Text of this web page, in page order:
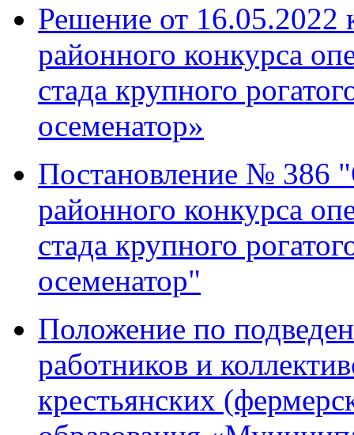
Решение от 16.05.2022
районного конкурса
стада крупного
осеменатор»
Постановление № 386
районного конкурса
стада крупного
осеменатор"
Положение по
работников и
крестьянских